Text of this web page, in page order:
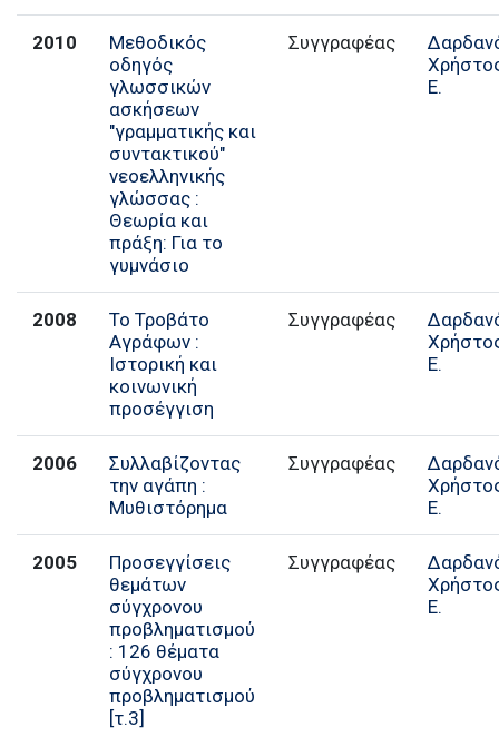
2010
Μεθοδικός
οδηγός
γλωσσικών
ασκήσεων
"γραμματικής και
συντακτικού"
νεοελληνικής
γλώσσας :
Θεωρία και
πράξη: Για το
γυμνάσιο
Συγγραφέας
Ε.
2008
Το Τροβάτο
Αγράφων :
Ιστορική και
κοινωνική
προσέγγιση
Συγγραφέας
Ε.
2006
Συλλαβίζοντας
την αγάπη :
Μυθιστόρημα
Συγγραφέας
Ε.
2005
Προσεγγίσεις
θεμάτων
σύγχρονου
προβληματισμού
: 126 θέματα
σύγχρονου
προβληματισμού
[τ.3]
Συγγραφέας
Ε.